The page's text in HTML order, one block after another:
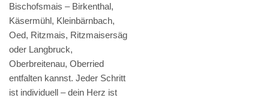
Bischofsmais – Birkenthal,
Käsermühl, Kleinbärnbach,
Oed, Ritzmais, Ritzmaisersäg
oder Langbruck,
Oberbreitenau, Oberried
entfalten kannst. Jeder Schritt
ist individuell – dein Herz ist